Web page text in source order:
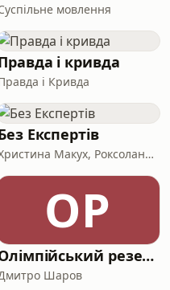
мовлення
і кривда
і Кривда
Експертів
Христина Макух, Роксолана Кіт та Ярослав Борисюк
ОР
Олімпійський резерв
Шаров